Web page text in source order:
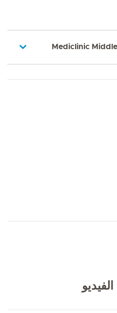
Mediclinic